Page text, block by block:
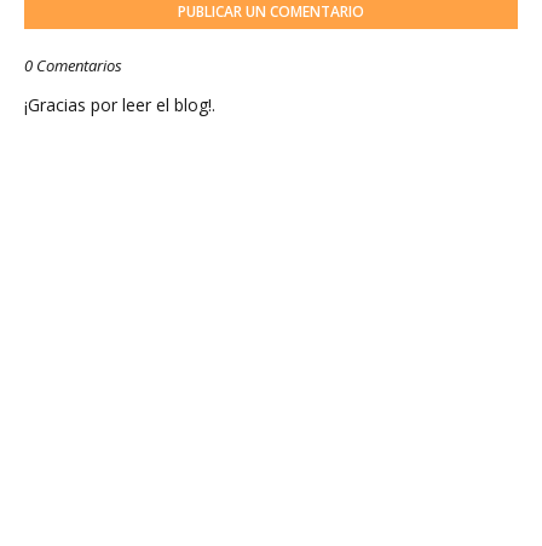
PUBLICAR UN COMENTARIO
0 Comentarios
¡Gracias por leer el blog!.